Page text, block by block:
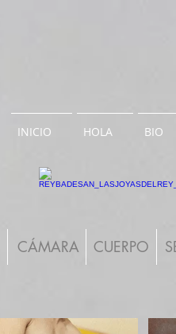
INICIO HOLA BIO
CÁMARA CUERPO